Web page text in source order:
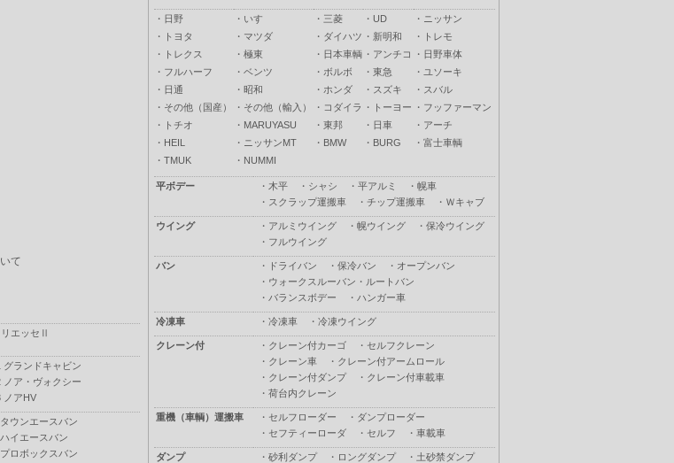
・ 日野 ・ いすゞ ・ 三菱 ・ UD ・ ニッサン
・
トヨタ ・ マツダ ・ ダイハツ ・ 新明和 ・
トレモ
・
トレクス ・ 極東 ・ 日本車輌 ・ アンチコ ・ 日野車体
・ フルハーフ ・ ベンツ ・ ボルボ ・ 東急 ・ ユソーキ
・ 日通 ・ 昭和 ・ ホンダ ・ スズキ ・ スバル
・ その他（国産） ・ その他（輸入） ・ コダイラ ・ トーヨー ・ フッファーマン
・
トチオ ・ MARUYASU ・ 東邦 ・ 日車 ・ アーチ
・ HEIL ・ ニッサンMT ・ BMW ・ BURG ・ 富士車輌
・ TMUK ・ NUMMI
平ボデー ・ 木平 ・ シャシ ・ 平アルミ ・ 幌車
・ スクラップ運搬車 ・ チップ運搬車 ・ Ｗキャブ
ウイング ・ アルミウイング ・ 幌ウイング ・ 保冷ウイング
・ フルウイング
バン ・ ドライバン ・ 保冷バン ・ オープンバン
・ ウォークスルーバン・ルートバン
・ バランスボデー ・ ハンガー車
冷凍車 ・ 冷凍車 ・ 冷凍ウイング
クレーン付 ・ クレーン付カーゴ ・ セルフクレーン
・ クレーン車 ・ クレーン付アームロール
・ クレーン付ダンプ ・ クレーン付車載車
・ 荷台内クレーン
重機（車輌）運搬車 ・ セルフローダー ・ ダンプローダー
・ セフティーローダ ・ セルフ ・ 車載車
ダンプ ・ 砂利ダンプ ・ ロングダンプ ・ 土砂禁ダンプ
て
リエッセⅡ
グランドキャビン
ノア・ヴォクシー
ノアHV
ウンエースバン
イエースバン
ロボックスバン